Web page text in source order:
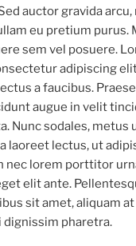
auctor gravida
eu pretium purus.
sem vel posuere.
adipiscing
a faucibus.
augue in velit
Nunc sodales, metus
laoreet lectus, ut
nec lorem porttitor
elit ante.
sit amet, aliquam
dignissim pharetra.